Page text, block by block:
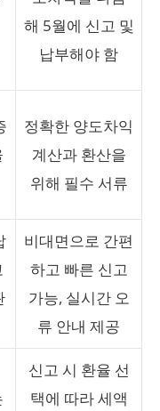
해 5월에 신고 및
납부해야 함
정확한 양도차익
계산과 환산을
위해 필수 서류
비대면으로 간편
하고 빠른 신고
가능, 실시간 오
류 안내 제공
신고 시 환율 선
택에 따라 세액